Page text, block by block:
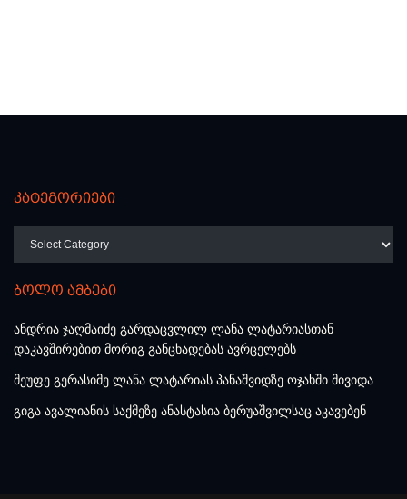
კატეგორიები
ბოლო ამბები
ანდრია ჯაღმაიძე გარდაცვლილ ლანა ლატარიასთან
დაკავშირებით მორიგ განცხადებას ავრცელებს
მეუფე გერასიმე ლანა ლატარიას პანაშვიდზე ოჯახში მივიდა
გიგა ავალიანის საქმეზე ანასტასია ბერუაშვილსაც აკავებენ